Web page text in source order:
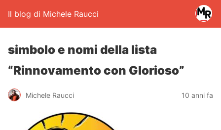
Il blog di Michele Raucci
simbolo e nomi della lista
“Rinnovamento con Glorioso”
Michele Raucci 10 anni fa